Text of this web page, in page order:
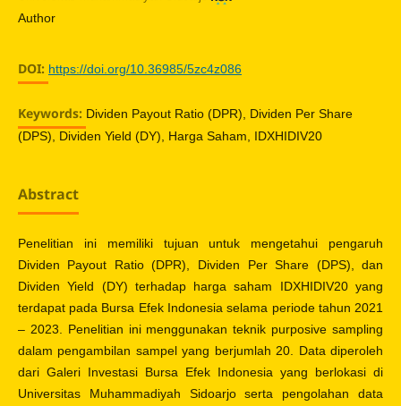
Author
DOI: https://doi.org/10.36985/5zc4z086
Keywords: Dividen Payout Ratio (DPR), Dividen Per Share
(DPS), Dividen Yield (DY), Harga Saham, IDXHIDIV20
Abstract
Penelitian ini memiliki tujuan untuk mengetahui pengaruh
Dividen Payout Ratio (DPR), Dividen Per Share (DPS), dan
Dividen Yield (DY) terhadap harga saham IDXHIDIV20 yang
terdapat pada Bursa Efek Indonesia selama periode tahun 2021
– 2023. Penelitian ini menggunakan teknik purposive sampling
dalam pengambilan sampel yang berjumlah 20. Data diperoleh
dari Galeri Investasi Bursa Efek Indonesia yang berlokasi di
Universitas Muhammadiyah Sidoarjo serta pengolahan data